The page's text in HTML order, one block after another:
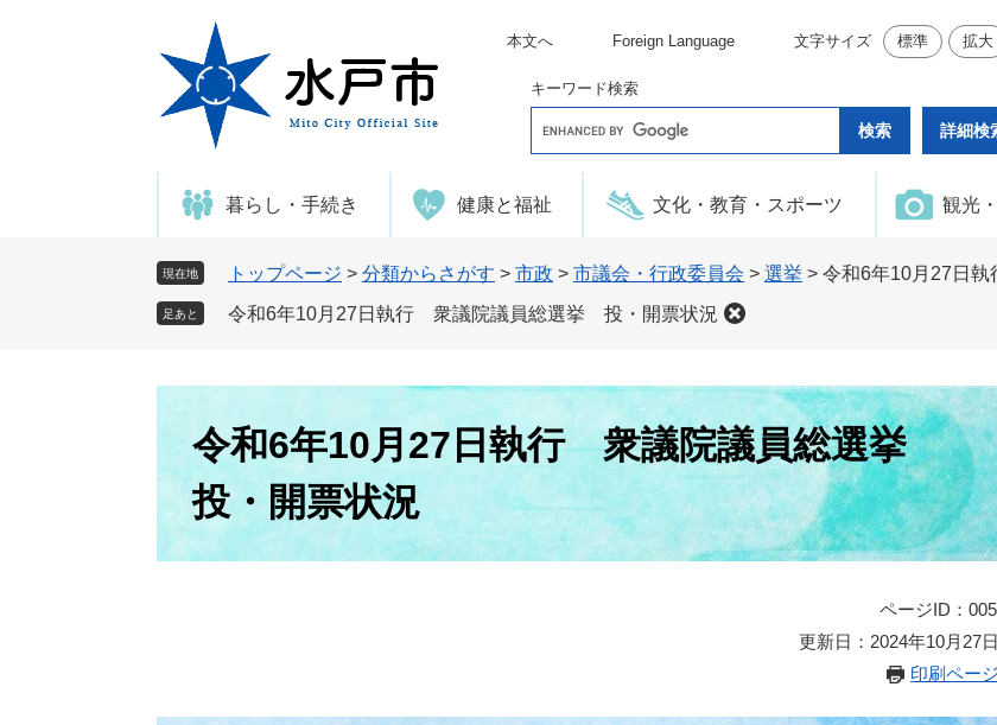
本文へ Foreign Language 文字サイズ 標準 拡大
キーワード検索
o
e
タ
ム
検
索
詳細検
暮らし・手続き 健康と福祉 文化・教育・スポーツ 観光
現在地 トップページ > 分類からさがす > 市政 > 市議会・行政委員会 > 選挙 > 令和6年10月27日
足あと 令和6年10月27日執行 衆議院議員総選挙 投・開票状況
令和6年10月27日執行 衆議院議員総選挙
投・開票状況
ページID：
更新日：2024年10月27
印刷ペー